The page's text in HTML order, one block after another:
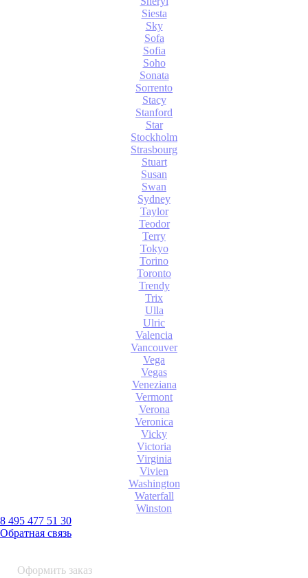
Siesta
Sky
Sofa
Sofia
Soho
Sonata
Sorrento
Stacy
Stanford
Star
Stockholm
Strasbourg
Stuart
Susan
Swan
Sydney
Taylor
Teodor
Terry
Tokyo
Torino
Toronto
Trendy
Trix
Ulla
Ulric
Valencia
Vancouver
Vega
Vegas
Veneziana
Vermont
Verona
Veronica
Vicky
Victoria
Virginia
Vivien
Washington
Waterfall
Winston
8 495 477 51 30
Обратная связь
Оформить заказ